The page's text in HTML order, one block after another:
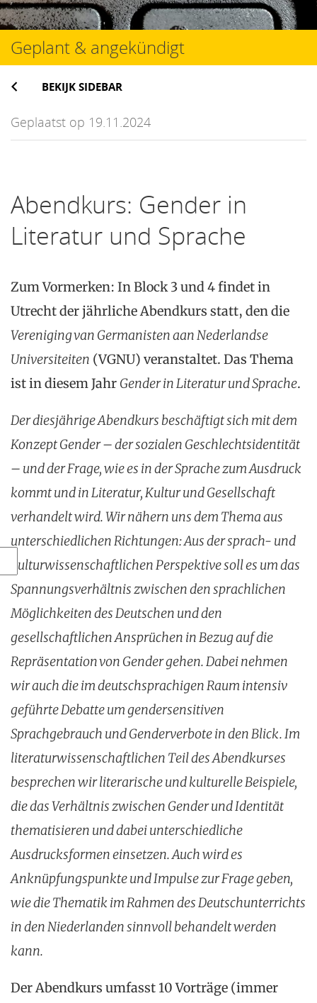
Geplant & angekündigt
BEKIJK SIDEBAR
Geplaatst op 19.11.2024
Abendkurs: Gender in
Literatur und Sprache
Zum Vormerken: In Block 3 und 4 findet in
Utrecht der jährliche Abendkurs statt, den die
Vereniging van Germanisten aan Nederlandse
Universiteiten (VGNU) veranstaltet. Das Thema
ist in diesem Jahr Gender in Literatur und Sprache.
Der diesjährige Abendkurs beschäftigt sich mit dem
Konzept Gender – der sozialen Geschlechtsidentität
– und der Frage, wie es in der Sprache zum Ausdruck
kommt und in Literatur, Kultur und Gesellschaft
verhandelt wird. Wir nähern uns dem Thema aus
unterschiedlichen Richtungen: Aus der sprach- und
kulturwissenschaftlichen Perspektive soll es um das
Spannungsverhältnis zwischen den sprachlichen
Möglichkeiten des Deutschen und den
gesellschaftlichen Ansprüchen in Bezug auf die
Repräsentation von Gender gehen. Dabei nehmen
wir auch die im deutschsprachigen Raum intensiv
geführte Debatte um gendersensitiven
Sprachgebrauch und Genderverbote in den Blick. Im
literaturwissenschaftlichen Teil des Abendkurses
besprechen wir literarische und kulturelle Beispiele,
die das Verhältnis zwischen Gender und Identität
thematisieren und dabei unterschiedliche
Ausdrucksformen einsetzen. Auch wird es
Anknüpfungspunkte und Impulse zur Frage geben,
wie die Thematik im Rahmen des Deutschunterrichts
in den Niederlanden sinnvoll behandelt werden
kann.
Der Abendkurs umfasst 10 Vorträge (immer